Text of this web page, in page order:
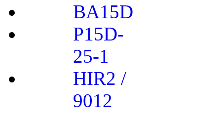
BA15D
P15D-
25-1
HIR2 /
9012